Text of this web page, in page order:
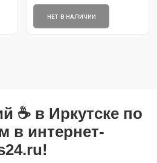
НЕТ В НАЛИЧИИ
☕ в Иркутске по
в интернет-